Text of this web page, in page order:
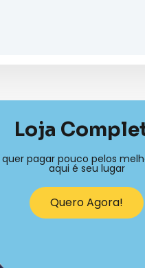
Loja
pagar pouco pelos
aqui é seu lugar
Quero Agora!